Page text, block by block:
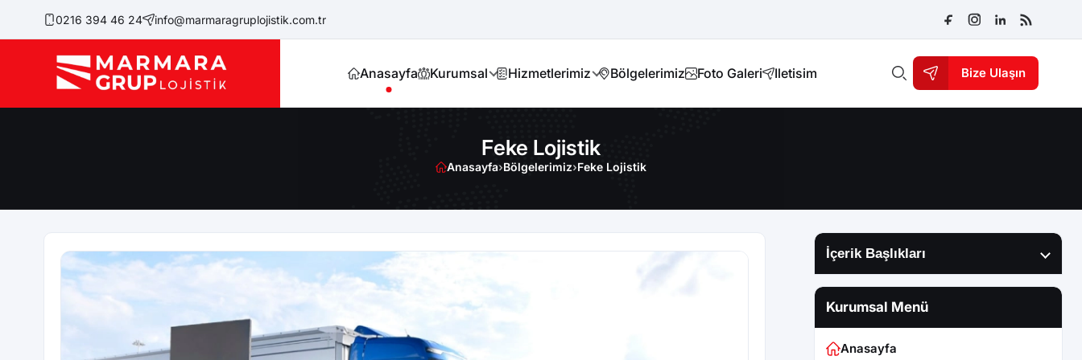
0216 394 46 24 info@marmaragruplojistik.com.tr
Anasayfa Kurumsal Hizmetlerimiz Bölgelerimiz Foto Galeri Iletisim Bize Ulaşın
Feke Lojistik
Anasayfa›Bölgelerimiz›Feke Lojistik
İçerik Başlıkları
Kurumsal Menü
Anasayfa